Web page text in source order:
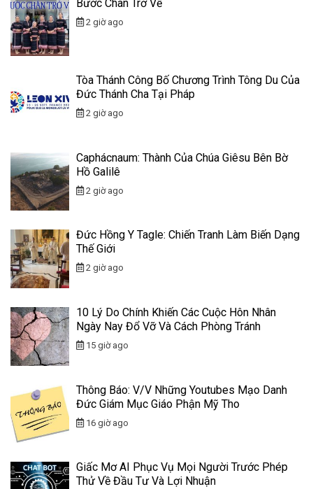
Bước Chân Trở Về
2 giờ ago
Tòa Thánh Công Bố Chương Trình Tông Du Của
Đức Thánh Cha Tại Pháp
2 giờ ago
Caphácnaum: Thành Của Chúa Giêsu Bên Bờ
Hồ Galilê
2 giờ ago
Đức Hồng Y Tagle: Chiến Tranh Làm Biến Dạng
Thế Giới
2 giờ ago
10 Lý Do Chính Khiến Các Cuộc Hôn Nhân
Ngày Nay Đổ Vỡ Và Cách Phòng Tránh
15 giờ ago
Thông Báo: V/v Những Youtubes Mạo Danh
Đức Giám Mục Giáo Phận Mỹ Tho
16 giờ ago
Giấc Mơ AI Phục Vụ Mọi Người Trước Phép
Thử Về Đầu Tư Và Lợi Nhuận